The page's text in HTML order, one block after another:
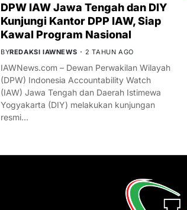
DPW IAW Jawa Tengah dan DIY
Kunjungi Kantor DPP IAW, Siap
Kawal Program Nasional
BYREDAKSI IAWNEWS 2 TAHUN AGO
IAWNews.com – Dewan Perwakilan Wilayah
(DPW) Indonesia Accountability Watch
(IAW) Jawa Tengah dan Daerah Istimewa
Yogyakarta (DIY) melakukan kunjungan
resmi…